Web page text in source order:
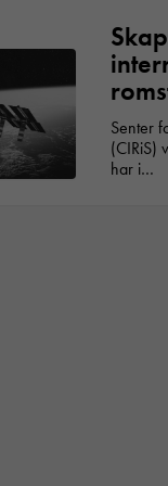
Senter
(CIRiS)
har i…